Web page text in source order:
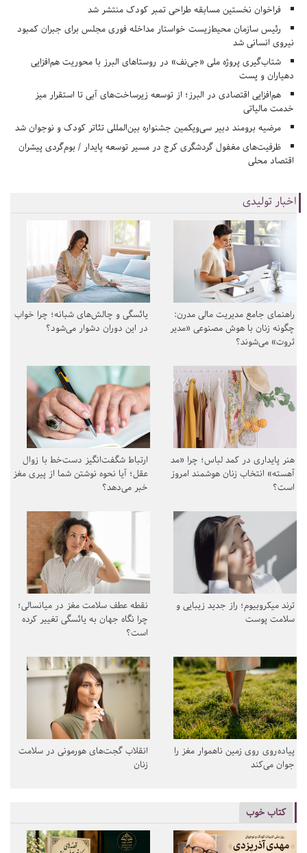
فراخوان نخستین مسابقه طراحی تمبر کودک منتشر شد
رئیس سازمان محیط‌زیست خواستار مداخله فوری مجلس برای جبران کمبود
نیروی انسانی شد
شتاب‌گیری پروژه ملی «جی‌نف» در روستاهای البرز با محوریت هم‌افزایی
دهیاران و پست
هم‌افزایی اقتصادی در البرز؛ از توسعه زیرساخت‌های آبی تا استقرار میز
خدمت مالیاتی
مرضیه برومند دبیر سی‌ویکمین جشنواره بین‌المللی تئاتر کودک و نوجوان شد
ظرفیت‌های مغفول گردشگری کرج در مسیر توسعه پایدار / بوم‌گردی پیشران
اقتصاد محلی
اخبار تولیدی
راهنمای جامع مدیریت مالی مدرن:
چگونه زنان با هوش مصنوعی «مدیر
ثروت» می‌شوند؟
یائسگی و چالش‌های شبانه؛ چرا خواب
در این دوران دشوار می‌شود؟
هنر پایداری در کمد لباس؛ چرا «مد
آهسته» انتخاب زنان هوشمند امروز
است؟
ارتباط شگفت‌انگیز دست‌خط با زوال
عقل؛ آیا نحوه نوشتن شما از پیری مغز
خبر می‌دهد؟
ترند میکروبیوم؛ راز جدید زیبایی و
سلامت پوست
نقطه عطف سلامت مغز در میانسالی؛
چرا نگاه جهان به یائسگی تغییر کرده
است؟
پیاده‌روی روی زمین ناهموار مغز را
جوان می‌کند
انقلاب گجت‌های هورمونی در سلامت
زنان
کتاب خوب